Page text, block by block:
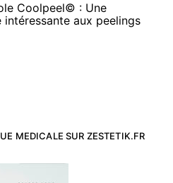
Coolpeel© : Une
intéressante aux peelings
MEDICALE SUR ZESTETIK.FR